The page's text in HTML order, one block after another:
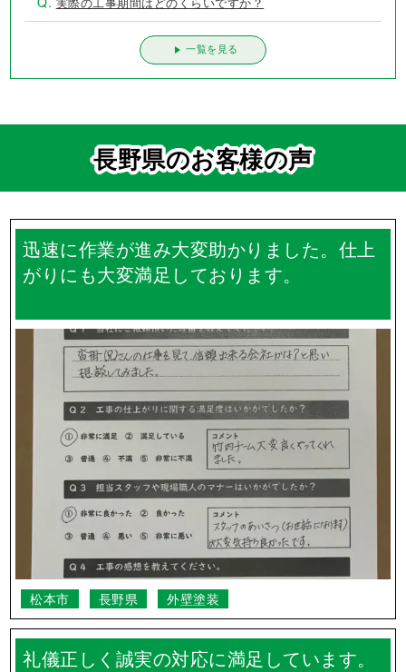
一覧を見る
長野県のお客様の声
迅速に作業が進み大変助かりました。仕上
がりにも大変満足しております。
松本市 長野県 外壁塗装
礼儀正しく誠実の対応に満足しています。